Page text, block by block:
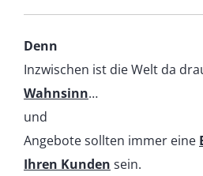
Denn
Inzwischen ist die Welt da
Wahnsinn…
und
Angebote sollten immer eine
Ihren Kunden sein.